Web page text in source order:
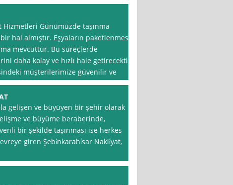
Hizmetleri Günümüzde taşınma
hal almıştır. Eşyaların paketlenmesi,
mevcuttur. Bu süreçlerde
daha kolay ve hızlı hale getirecektir.
müşterilerimize güvenilir ve
gelişen ve büyüyen bir şehir olarak
ve büyüme beraberinde,
bir şekilde taşınması ise herkes
giren Şebi̇nkarahi̇sar Nakli̇yat,